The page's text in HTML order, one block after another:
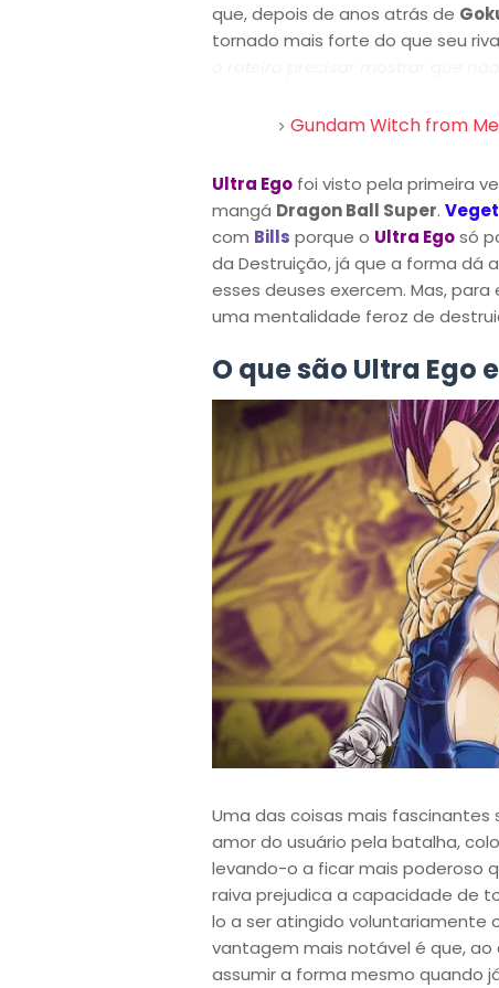
que, depois de anos atrás de
tornado mais forte do que seu
Gundam Witch from
Ultra Ego foi visto pela primeira
mangá Dragon Ball Super.
com Bills porque o Ultra Egosó
da Destruição, já que a forma dá
esses deuses exercem. Mas, para
uma mentalidade feroz de
O que são Ultra Ego
Uma das coisas mais fascinantes
amor do usuário pela batalha,
levando-o a ficar mais poderoso
raiva prejudica a capacidade de
lo a ser atingido voluntariamente
vantagem mais notável é que, ao
assumir a forma mesmo quando